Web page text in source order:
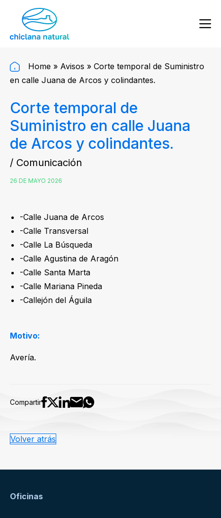
Home » Avisos » Corte temporal de Suministro
en calle Juana de Arcos y colindantes.
Corte temporal de
Suministro en calle Juana
de Arcos y colindantes.
/ Comunicación
26 DE MAYO 2026
-Calle Juana de Arcos
-Calle Transversal
-Calle La Búsqueda
-Calle Agustina de Aragón
-Calle Santa Marta
-Calle Mariana Pineda
-Callejón del Águila
Motivo:
Avería.
Compartir
Volver atrás
Oficinas